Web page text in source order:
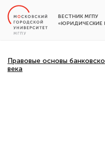
ВЕСТНИК МГПУ
«ЮРИДИЧЕСКИЕ
Правовые основы
века